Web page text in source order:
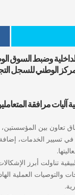
المركز الوطني للسجل
مرافقة
تعاون بين
في تسيير الخدمات،
تناولت أبرز
العملية